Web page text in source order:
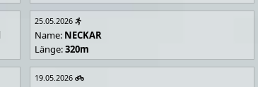
25.05.2026
Name: NECKAR
Länge:320m
19.05.2026